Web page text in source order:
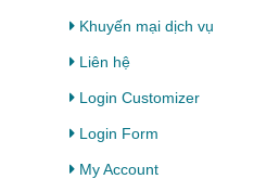
Khuyến mại dịch vụ
Liên hệ
Login Customizer
Login Form
My Account